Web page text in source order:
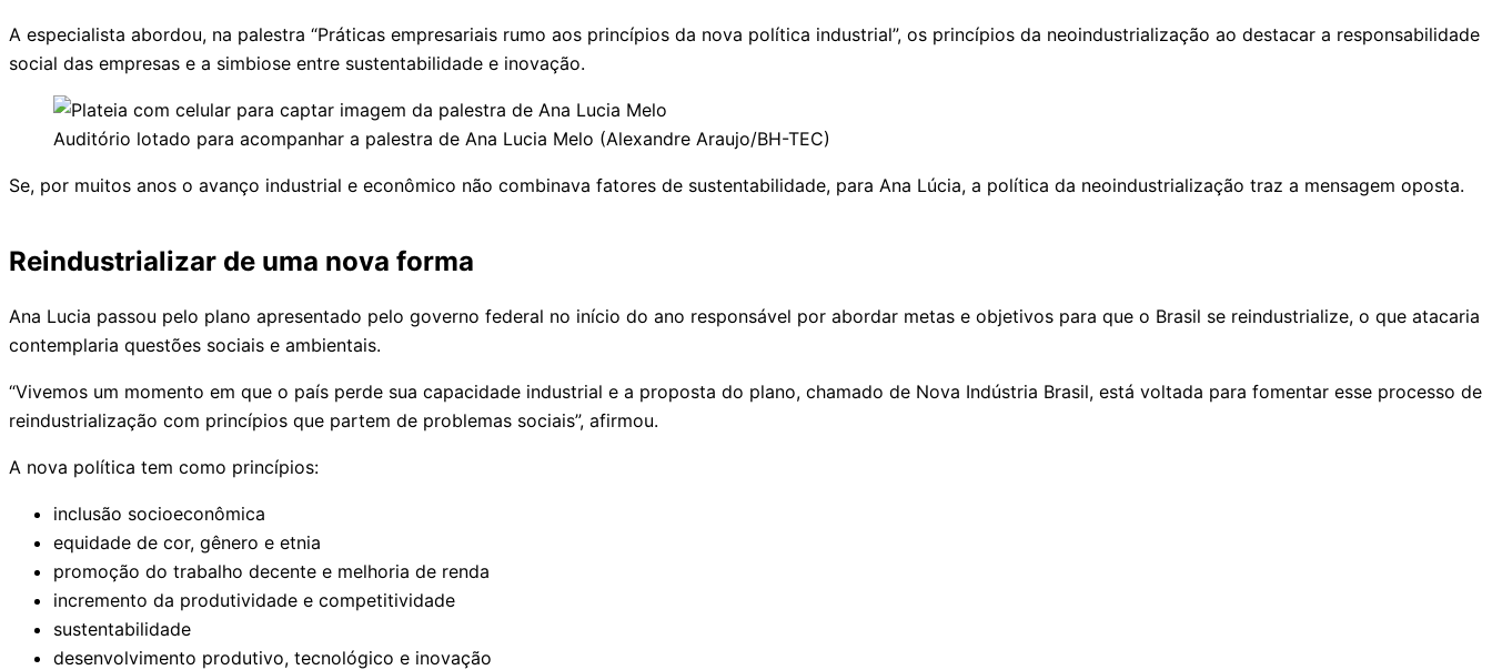
A especialista abordou, na palestra “Práticas empresariais rumo aos princípios da nova política industrial”, os princípios da neoindustrialização ao destacar a responsabilidade
social das empresas e a simbiose entre sustentabilidade e inovação.
Auditório lotado para acompanhar a palestra de Ana Lucia Melo (Alexandre Araujo/BH-TEC)
Se, por muitos anos o avanço industrial e econômico não combinava fatores de sustentabilidade, para Ana Lúcia, a política da neoindustrialização traz a mensagem oposta.
Reindustrializar de uma nova forma
Ana Lucia passou pelo plano apresentado pelo governo federal no início do ano responsável por abordar metas e objetivos para que o Brasil se reindustrialize, o que atacaria
contemplaria questões sociais e ambientais.
“Vivemos um momento em que o país perde sua capacidade industrial e a proposta do plano, chamado de Nova Indústria Brasil, está voltada para fomentar esse processo de
reindustrialização com princípios que partem de problemas sociais”, afirmou.
A nova política tem como princípios:
inclusão socioeconômica
equidade de cor, gênero e etnia
promoção do trabalho decente e melhoria de renda
incremento da produtividade e competitividade
sustentabilidade
desenvolvimento produtivo, tecnológico e inovação